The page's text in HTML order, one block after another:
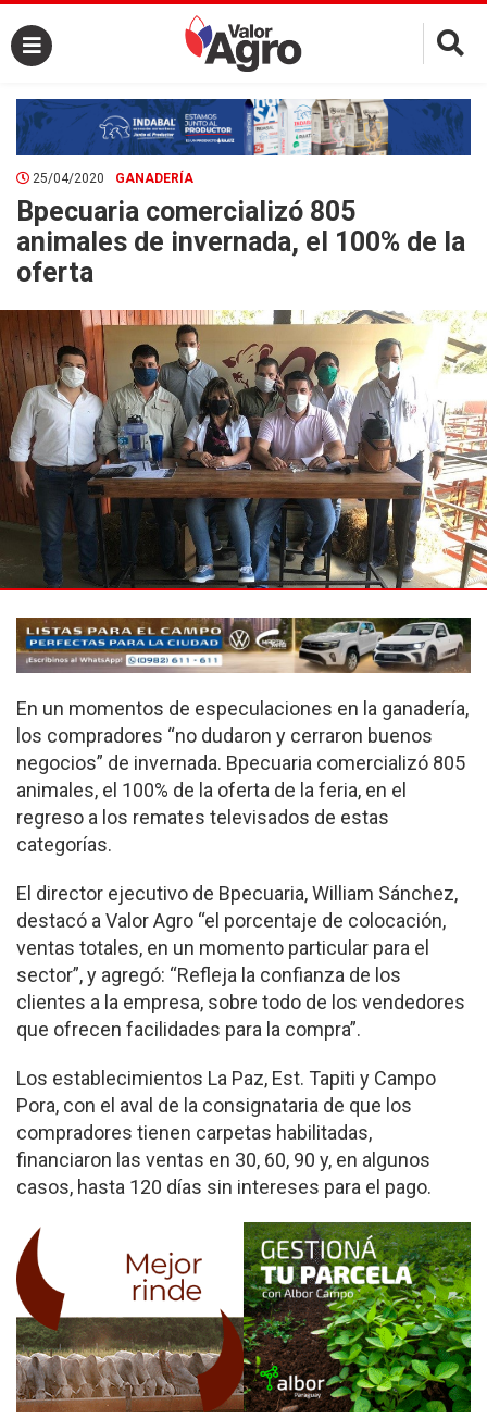
×
25/04/2020 GANADERÍA
Bpecuaria comercializó 805
animales de invernada, el 100% de la
oferta
En un momentos de especulaciones en la ganadería,
los compradores “no dudaron y cerraron buenos
negocios” de invernada. Bpecuaria comercializó 805
animales, el 100% de la oferta de la feria, en el
regreso a los remates televisados de estas
categorías.
El director ejecutivo de Bpecuaria, William Sánchez,
destacó a Valor Agro “el porcentaje de colocación,
ventas totales, en un momento particular para el
sector”, y agregó: “Refleja la confianza de los
clientes a la empresa, sobre todo de los vendedores
que ofrecen facilidades para la compra”.
Los establecimientos La Paz, Est. Tapiti y Campo
Pora, con el aval de la consignataria de que los
compradores tienen carpetas habilitadas,
financiaron las ventas en 30, 60, 90 y, en algunos
casos, hasta 120 días sin intereses para el pago.